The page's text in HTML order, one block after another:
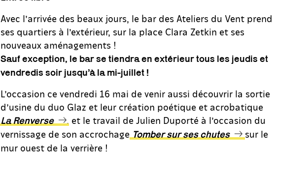
Avec l’arrivée des beaux jours, le bar des Ateliers du Vent prend
ses quartiers à l’extérieur, sur la place Clara Zetkin et ses
nouveaux aménagements !
Sauf exception, le bar se tiendra en extérieur tous les jeudis et
vendredis soir jusqu’à la mi-juillet !
L’occasion ce vendredi 16 mai de venir aussi découvrir la sortie
d’usine du duo Glaz et leur création poétique et acrobatique
La Renverse
, et le travail de Julien Duporté à l’occasion du
vernissage de son accrochage Tomber sur ses chutes
sur le
mur ouest de la verrière !